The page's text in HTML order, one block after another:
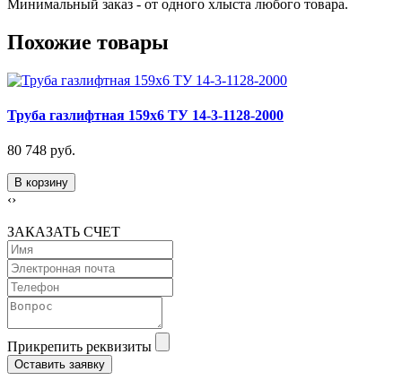
Минимальный заказ - от одного хлыста любого товара.
Похожие товары
Труба газлифтная 159х6 ТУ 14-3-1128-2000
80 748 руб.
В корзину
‹›
ЗАКАЗАТЬ СЧЕТ
Прикрепить реквизиты
Оставить заявку